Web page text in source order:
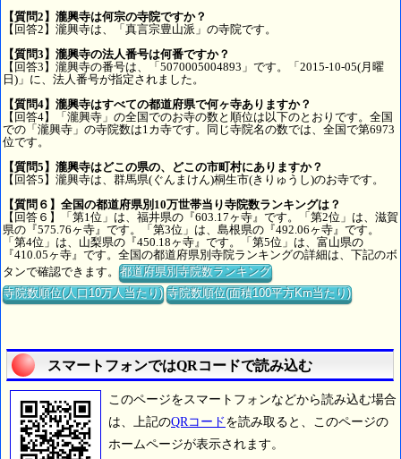
【質問2】瀧興寺は何宗の寺院ですか？
【回答2】瀧興寺は、「真言宗豊山派」の寺院です。
【質問3】瀧興寺の法人番号は何番ですか？
【回答3】瀧興寺の番号は、「5070005004893」です。「2015-10-05(月曜
日)」に、法人番号が指定されました。
【質問4】瀧興寺はすべての都道府県で何ヶ寺ありますか？
【回答4】「瀧興寺」の全国でのお寺の数と順位は以下のとおりです。全国
での「瀧興寺」の寺院数は1カ寺です。同じ寺院名の数では、全国で第6973
位です。
【質問5】瀧興寺はどこの県の、どこの市町村にありますか？
【回答5】瀧興寺は、群馬県(ぐんまけん)桐生市(きりゅうし)のお寺です。
【質問６】全国の都道府県別10万世帯当り寺院数ランキングは？
【回答６】「第1位」は、福井県の『603.17ヶ寺』です。「第2位」は、滋賀
県の『575.76ヶ寺』です。「第3位」は、島根県の『492.06ヶ寺』です。
「第4位」は、山梨県の『450.18ヶ寺』です。「第5位」は、富山県の
『410.05ヶ寺』です。全国の都道府県別寺院ランキングの詳細は、下記のボ
タンで確認できます。都道府県別寺院数ランキング
寺院数順位(人口10万人当たり) 寺院数順位(面積100平方Km当たり)
スマートフォンではQRコードで読み込む
このページをスマートフォンなどから読み込む場合
は、上記のQRコード を読み取ると、このページの
ホームページが表示されます。